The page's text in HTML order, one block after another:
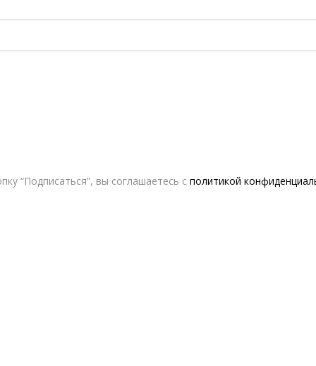
“Подписаться”, вы соглашаетесь с политикой